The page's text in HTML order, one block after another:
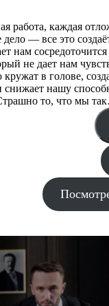
работа, каждая
— все это
нам
не дает нам
в голове,
нашу
то, что мы